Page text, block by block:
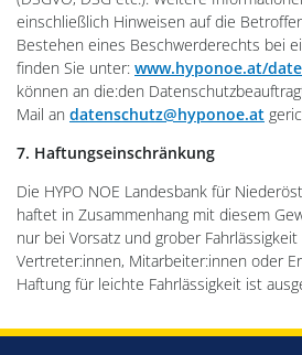
einschließlich Hinweisen auf die
Bestehen eines Beschwerderechts bei
finden Sie unter: www.hyponoe.at/
können an die:den
Mail an datenschutz@hyponoe.at
7. Haftungseinschränkung
Die HYPO NOE Landesbank für
haftet in Zusammenhang mit diesem
nur bei Vorsatz und grober
Vertreter:innen, Mitarbeiter:innen oder
Haftung für leichte Fahrlässigkeit ist